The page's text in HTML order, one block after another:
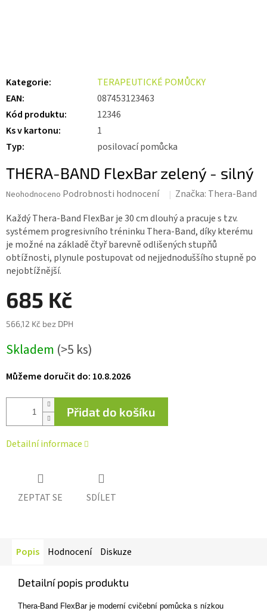
Kategorie:
TERAPEUTICKÉ POMŮCKY
EAN:
087453123463
Kód produktu:
12346
Ks v kartonu:
1
Typ: posilovací pomůcka
THERA-BAND FlexBar zelený - silný
Průměrné
produktu
0,0
z 5
hvězdiček.
Neohodnoceno Podrobnosti hodnocení Značka: Thera-Band
Každý Thera-Band FlexBar je 30 cm dlouhý a pracuje s tzv.
systémem progresivního tréninku Thera-Band, díky kterému
je možné na základě čtyř barevně odlišených stupňů
obtížnosti, plynule postupovat od nejjednoduššího stupně po
nejobtížnější.
685 Kč
566,12 Kč bez DPH
cena:
Skladem (>5 ks)
Můžeme doručit do: 10.8.2026
Přidat do košíku
Detailní informace
ZEPTAT SE SDÍLET
Popis Hodnocení Diskuze
Detailní popis produktu
Thera-Band FlexBar je moderní cvičební pomůcka s nízkou